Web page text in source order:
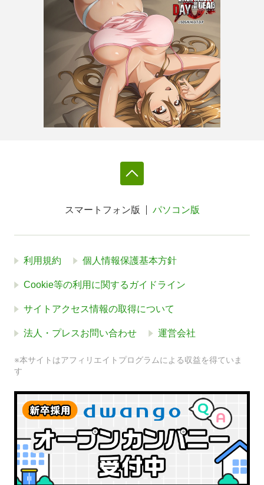
スマートフォン版 パソコン版
利用規約 個人情報保護基本方針
Cookie等の利用に関するガイドライン
サイトアクセス情報の取得について
法人・プレスお問い合わせ 運営会社
※本サイトはアフィリエイトプログラムによる収益を得ていま
す